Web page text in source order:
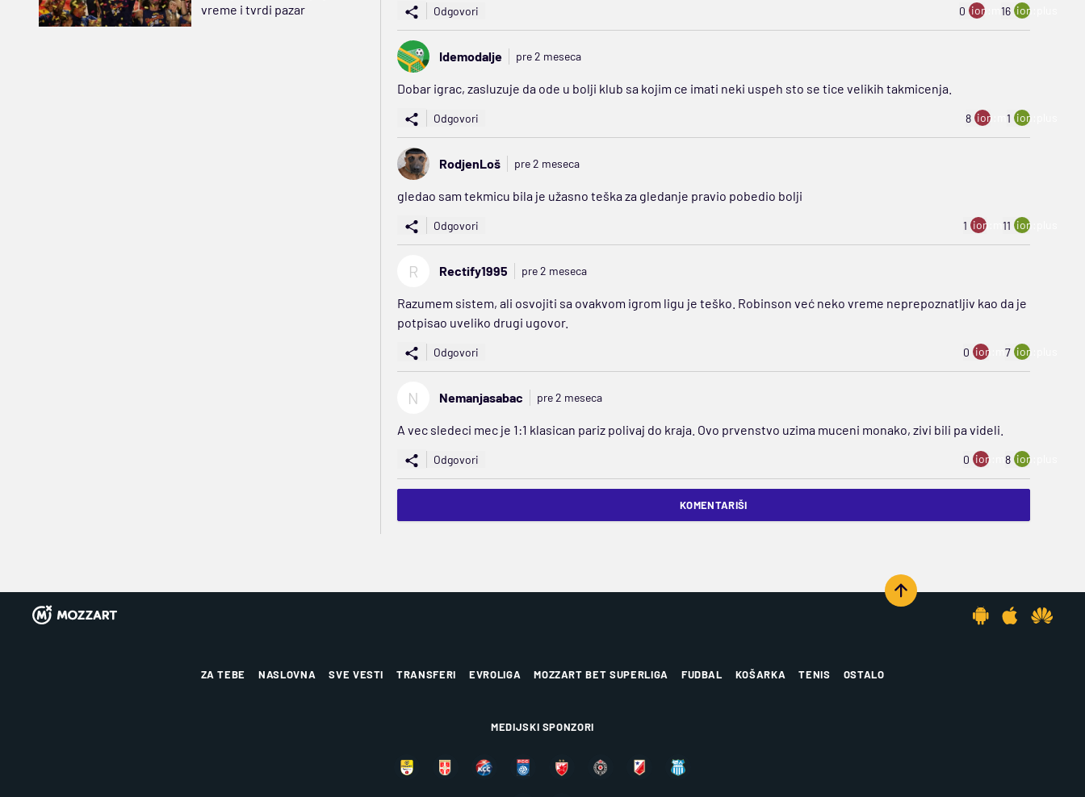
vreme i tvrdi pazar
Odgovori 0 ion:minus
16 ion:plus
Idemodalje pre 2 meseca
Dobar igrac, zasluzuje da ode u bolji klub sa kojim ce imati neki uspeh sto se tice velikih takmicenja.
Odgovori 8 ion:minus
1 ion:plus
RodjenLoš pre 2 meseca
gledao sam tekmicu bila je užasno teška za gledanje pravio pobedio bolji
Odgovori 1 ion:minus
11 ion:plus
R Rectify1995 pre 2 meseca
Razumem sistem, ali osvojiti sa ovakvom igrom ligu je teško. Robinson već neko vreme neprepoznatljiv kao da je
potpisao uveliko drugi ugovor.
Odgovori 0 ion:minus
7 ion:plus
N Nemanjasabac pre 2 meseca
A vec sledeci mec je 1:1 klasican pariz polivaj do kraja. Ovo prvenstvo uzima muceni monako, zivi bili pa videli.
Odgovori 0 ion:minus
8 ion:plus
KOMENTARIŠI
ZA TEBE NASLOVNA SVE VESTI TRANSFERI EVROLIGA MOZZART BET SUPERLIGA FUDBAL KOŠARKA TENIS OSTALO
MEDIJSKI SPONZORI